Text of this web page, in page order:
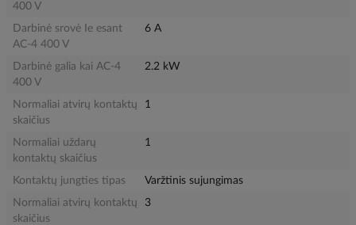
400 V
Darbinė srovė Ie esant
AC-4 400 V
6 A
Darbinė galia kai AC-4
400 V
2.2 kW
Normaliai atvirų kontaktų
skaičius
1
Normaliai uždarų
kontaktų skaičius
1
Kontaktų jungties tipas
Varžtinis sujungimas
Normaliai atvirų kontaktų
skaičius
3